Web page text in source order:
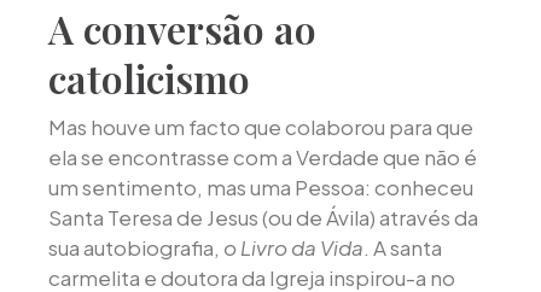
A conversão ao
catolicismo
Mas houve um facto que colaborou para que
ela se encontrasse com a Verdade que não é
um sentimento, mas uma Pessoa: conheceu
Santa Teresa de Jesus (ou de Ávila) através da
sua autobiografia, o Livro da Vida. A santa
carmelita e doutora da Igreja inspirou-a no